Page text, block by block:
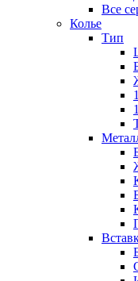
Все
Колье
Тип